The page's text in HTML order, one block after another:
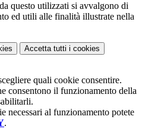
questo utilizzati si avvalgono di
ed utili alle finalità illustrate nella
Accetta tutti i cookies
quali cookie consentire.
consentono il funzionamento della
necessari al funzionamento potete
.